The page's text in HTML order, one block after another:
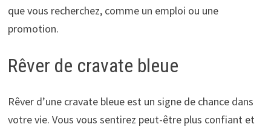
que vous recherchez, comme un emploi ou une
promotion.
Rêver de cravate bleue
Rêver d’une cravate bleue est un signe de chance dans
votre vie. Vous vous sentirez peut-être plus confiant et